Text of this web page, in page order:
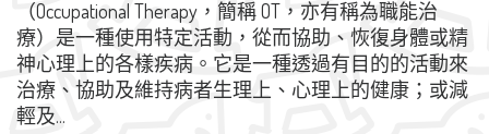
（Occupational Therapy，簡稱 OT，亦有稱為職能治
療）是一種使用特定活動，從而協助、恢復身體或精
神心理上的各樣疾病。它是一種透過有目的的活動來
治療、協助及維持病者生理上、心理上的健康；或減
輕及...